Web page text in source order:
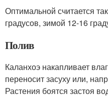
Оптимальной считается
градусов, зимой 12-16
Полив
Каланхоэ накапливает
переносит засуху или,
Растения боятся застоя